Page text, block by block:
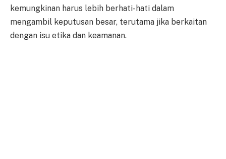
kemungkinan harus lebih berhati-hati dalam
mengambil keputusan besar, terutama jika berkaitan
dengan isu etika dan keamanan.